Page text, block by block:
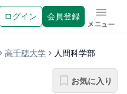
ログイン 会員登録 メニュ
高千穂大学 人間科学部
お気に入り